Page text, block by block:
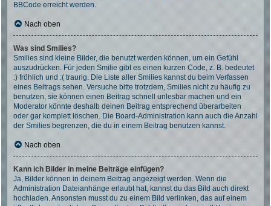
BBCode erreicht werden.
Nach oben
Was sind Smilies?
Smilies sind kleine Bilder, die benutzt werden können, um ein Gefühl
auszudrücken. Für jeden Smilie gibt es einen kurzen Code, z. B. bedeutet
:) fröhlich und :( traurig. Die Liste aller Smilies kannst du beim Verfassen
eines Beitrags sehen. Versuche bitte trotzdem, Smilies nicht zu häufig zu
benutzen, sie können einen Beitrag schnell unlesbar machen und ein
Moderator könnte deshalb deinen Beitrag entsprechend überarbeiten
oder gar komplett löschen. Die Board-Administration kann auch die Anzahl
der Smilies begrenzen, die du in einem Beitrag benutzen kannst.
Nach oben
Kann ich Bilder in meine Beiträge einfügen?
Ja, Bilder können in deinem Beitrag angezeigt werden. Wenn die
Administration Dateianhänge erlaubt hat, kannst du das Bild auch direkt
hochladen. Ansonsten musst du zu einem Bild verlinken, das auf einem